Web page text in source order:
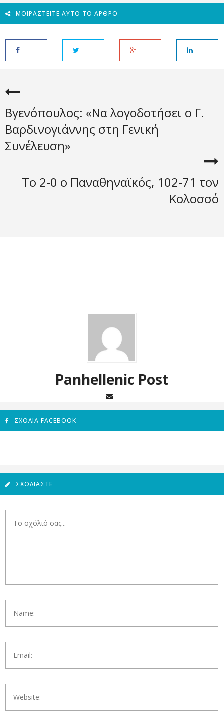
ΜΟΙΡΑΣΤΕΊΤΕ ΑΥΤΌ ΤΟ ΆΡΘΡΟ
Βγενόπουλος: «Να λογοδοτήσει ο Γ.
Βαρδινογιάννης στη Γενική
Συνέλευση»
Το 2-0 ο Παναθηναϊκός, 102-71 τον
Κολοσσό
Panhellenic Post
ΣΧΌΛΙΑ FACEBOOK
ΣΧΟΛΙΆΣΤΕ